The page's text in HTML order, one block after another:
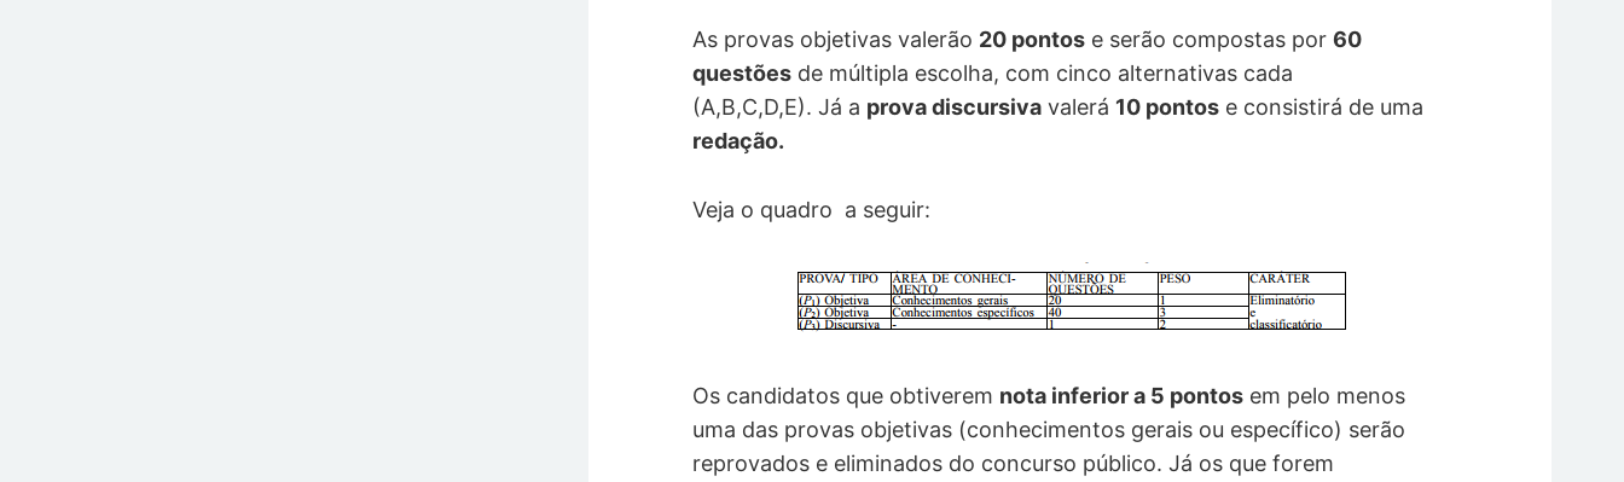
As provas objetivas valerão 20 pontos e serão compostas por60
questões de múltipla escolha, com cinco alternativas cada
(A,B,C,D,E).Já a prova discursiva valerá 10 pontos e consistirá de uma
redação.
Veja o quadro a seguir:
Os candidatos que obtiverem nota inferior a 5 pontos em pelo menos
uma das provas objetivas (conhecimentos gerais ou específico) serão
reprovados e eliminados do concurso público. Já os que forem